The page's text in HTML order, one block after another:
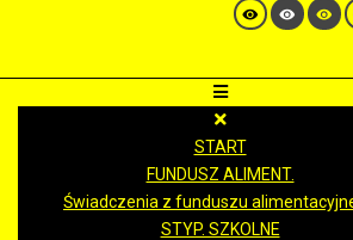
START
FUNDUSZ ALIMENT.
Świadczenia z funduszu
STYP. SZKOLNE